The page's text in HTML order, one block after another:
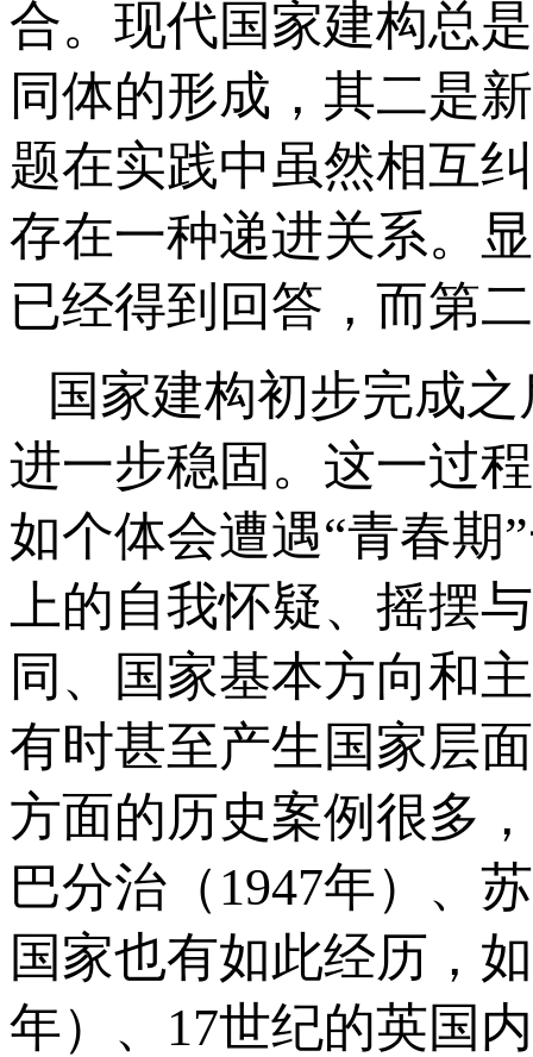
合。现代国家建构总
同体的形成，其二是
题在实践中虽然相互
存在一种递进关系。
已经得到回答，而第
国家建构初步完成
进一步稳固。这一过
如个体会遭遇“青春期
上的自我怀疑、摇摆
同、国家基本方向和
有时甚至产生国家层
方面的历史案例很多
巴分治（1947年）、
国家也有如此经历，
年）、17世纪的英国